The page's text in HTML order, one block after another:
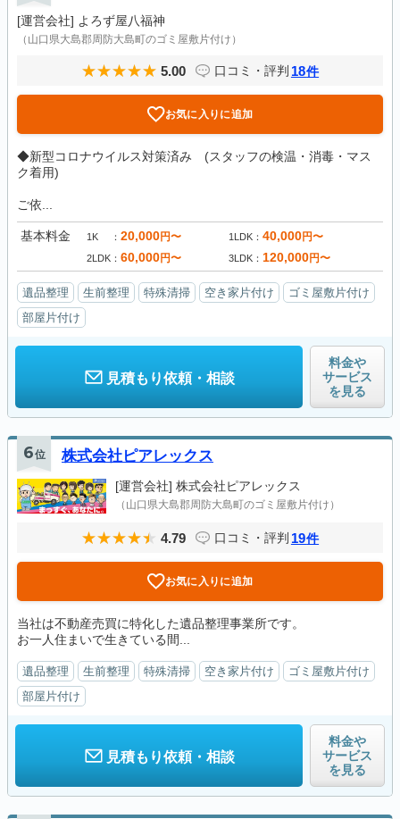
[運営会社] よろず屋八福神
（山口県大島郡周防大島町のゴミ屋敷片付け）
5.00 口コミ・評判 18件
お気に入りに追加
◆新型コロナウイルス対策済み (スタッフの検温・消毒・マス
ク着用)
ご依...
基本料金 1K 20,000円〜 1LDK 40,000円〜
2LDK 60,000円〜 3LDK 120,000円〜
遺品整理 生前整理 特殊清掃 空き家片付け
ゴミ屋敷片付け
部屋片付け
見積もり依頼・相談
料金や
サービス
を見る
6位 株式会社ピアレックス
[運営会社] 株式会社ピアレックス
（山口県大島郡周防大島町のゴミ屋敷片付け）
4.79 口コミ・評判 19件
お気に入りに追加
当社は不動産売買に特化した遺品整理事業所です。
お一人住まいで生きている間...
遺品整理 生前整理 特殊清掃 空き家片付け
ゴミ屋敷片付け
部屋片付け
見積もり依頼・相談
料金や
サービス
を見る